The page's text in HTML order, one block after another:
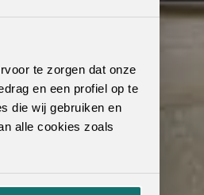
te zorgen dat onze
en een profiel op te
die wij gebruiken en
alle cookies zoals